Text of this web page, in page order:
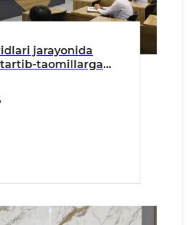
jarayonida
taomillarga
to‘qnashuvi va
xavf-xatarlarini
yuzasidan tadbir